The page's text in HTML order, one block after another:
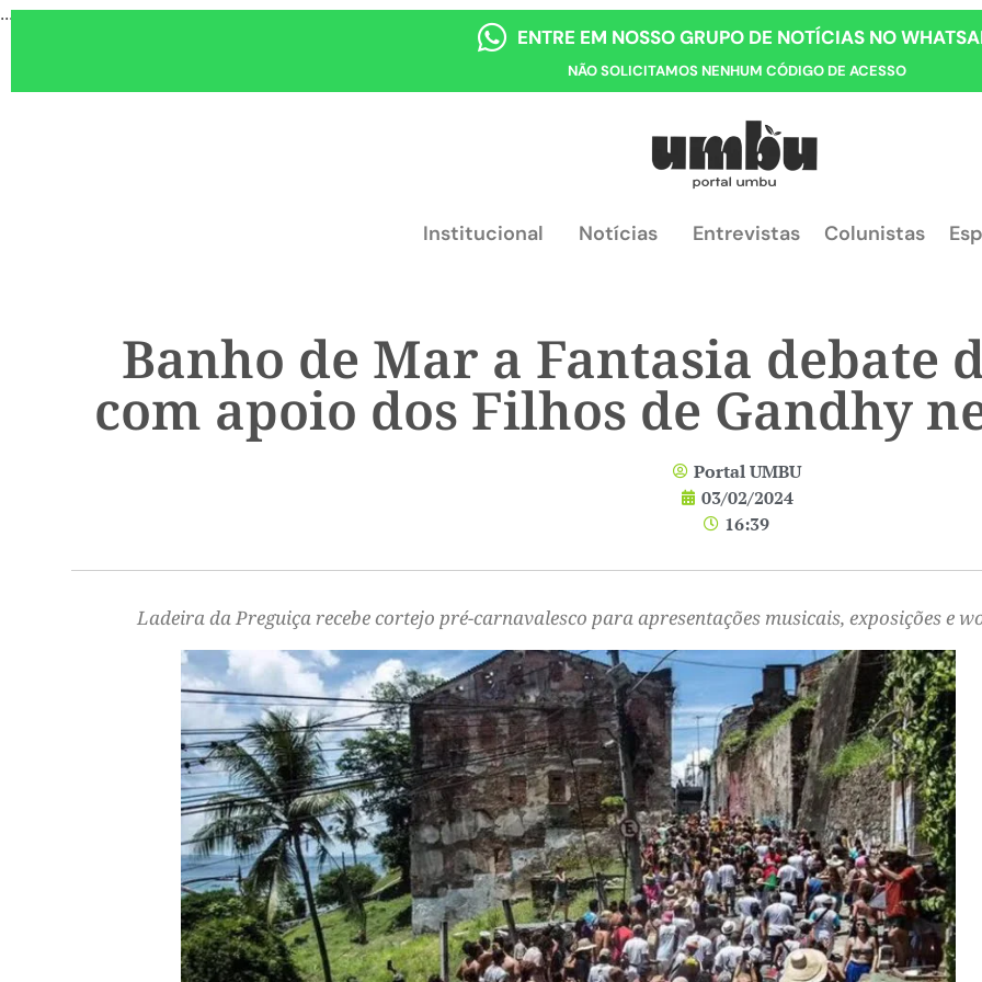
...
ENTRE EM NOSSO GRUPO DE NOTÍCIAS NO
NÃO SOLICITAMOS NENHUM CÓDIGO DE ACESSO
Institucional Notícias Entrevistas Colunistas
Banho de Mar a Fantasia debate
com apoio dos Filhos de Gandhy
Portal UMBU
03/02/2024
16:39
Ladeira da Preguiça recebe cortejo pré-carnavalesco para apresentações musicais, exposições e